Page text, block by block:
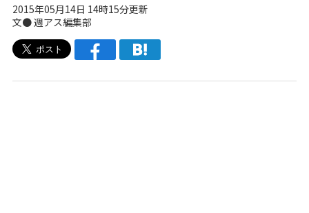
2015年05月14日 14時15分更新
文●週アス編集部